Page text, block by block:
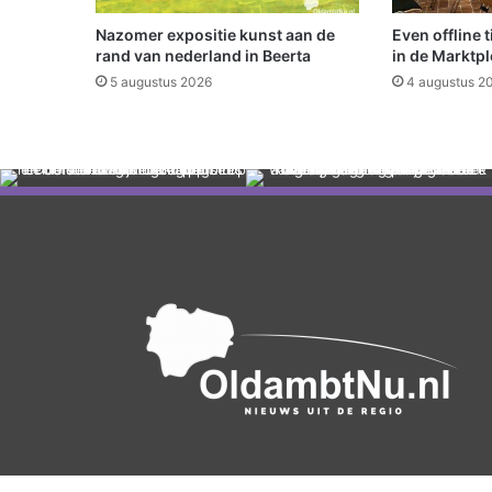
f
o
r
m
m
b
Nazomer expositie kunst aan de
rand van nederland in Beerta
5 augustus 2026
Even offline
in de
4 augustus